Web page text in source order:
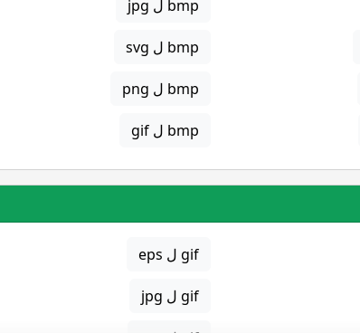
bmp ل jpg
bmp ل svg
bmp ل png
bmp ل gif
gif ل eps
gif ل jpg